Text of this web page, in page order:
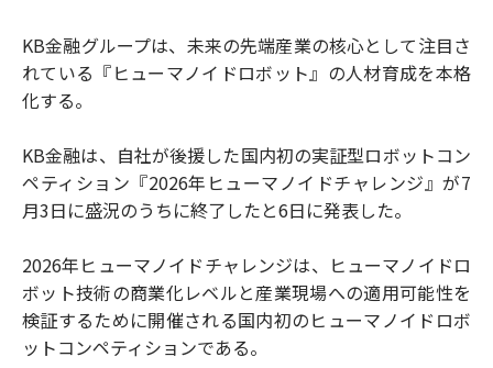
KB金融グループは、未来の先端産業の核心として注目さ
れている『ヒューマノイドロボット』の人材育成を本格
化する。
KB金融は、自社が後援した国内初の実証型ロボットコン
ペティション『2026年ヒューマノイドチャレンジ』が7
月3日に盛況のうちに終了したと6日に発表した。
2026年ヒューマノイドチャレンジは、ヒューマノイドロ
ボット技術の商業化レベルと産業現場への適用可能性を
検証するために開催される国内初のヒューマノイドロボ
ットコンペティションである。